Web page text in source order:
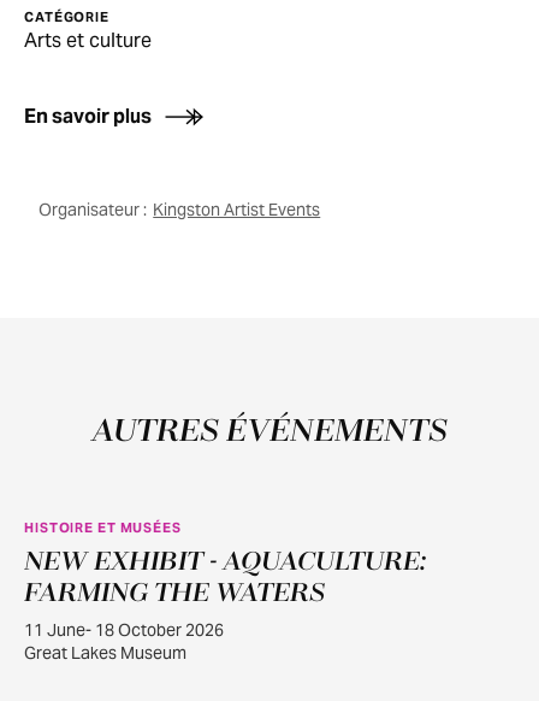
CATÉGORIE
Arts et culture
En savoir plus
Organisateur : Kingston Artist Events
AUTRES ÉVÉNEMENTS
JUIN
11
HISTOIRE ET MUSÉES
NEW EXHIBIT - AQUACULTURE:
FARMING THE WATERS
11 June- 18 October 2026
Great Lakes Museum